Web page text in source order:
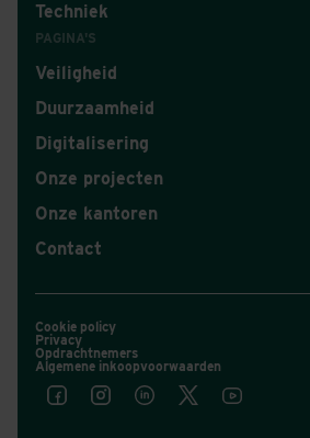
Techniek
PAGINA'S
Veiligheid
Duurzaamheid
Digitalisering
Onze projecten
Onze kantoren
Contact
Cookie policy
Privacy
Opdrachtnemers
Algemene inkoopvoorwaarden